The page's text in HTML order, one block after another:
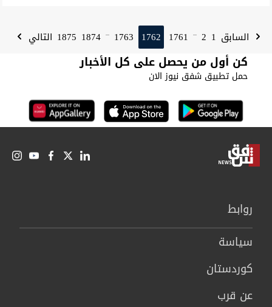
السابق 1
2
...
1761
1762
1763
...
1874
1875 التالي
كن أول من يحصل على كل الأخبار
حمل تطبيق شفق نيوز الان
روابط
سیاسة
كوردستان
عن قرب